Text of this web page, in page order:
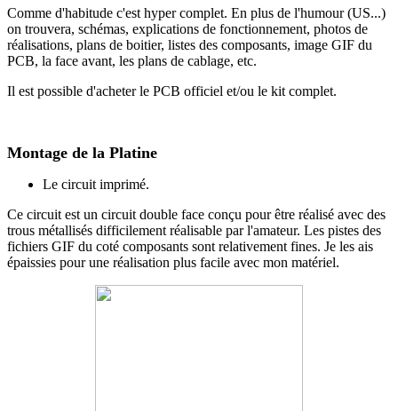
Comme d'habitude c'est hyper complet. En plus de l'humour (US...)
on trouvera, schémas, explications de fonctionnement, photos de
réalisations, plans de boitier, listes des composants, image GIF du
PCB, la face avant, les plans de cablage, etc.
Il est possible d'acheter le PCB officiel et/ou le kit complet.
Montage de la Platine
Le circuit imprimé.
Ce circuit est un circuit double face conçu pour être réalisé avec des
trous métallisés difficilement réalisable par l'amateur. Les pistes des
fichiers GIF du coté composants sont relativement fines. Je les ais
épaissies pour une réalisation plus facile avec mon matériel.